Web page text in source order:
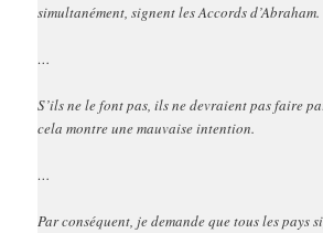
simultanément, signent les Accords d’Abraham.
…
S’ils ne le font pas, ils ne devraient pas faire
cela montre une mauvaise intention.
…
Par conséquent, je demande que tous les pays